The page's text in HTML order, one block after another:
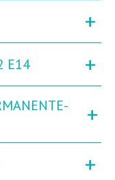
+
E14 +
+
+